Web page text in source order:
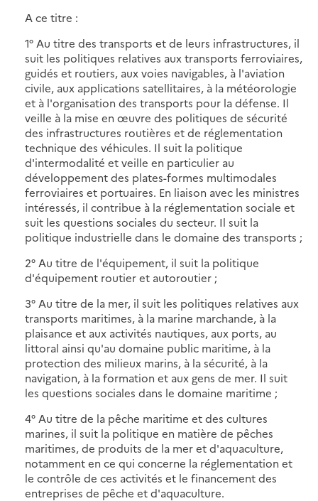
A ce titre :
1° Au titre des transports et de leurs infrastructures, il
suit les politiques relatives aux transports ferroviaires,
guidés et routiers, aux voies navigables, à l'aviation
civile, aux applications satellitaires, à la météorologie
et à l'organisation des transports pour la défense. Il
veille à la mise en œuvre des politiques de sécurité
des infrastructures routières et de réglementation
technique des véhicules. Il suit la politique
d'intermodalité et veille en particulier au
développement des plates-formes multimodales
ferroviaires et portuaires. En liaison avec les ministres
intéressés, il contribue à la réglementation sociale et
suit les questions sociales du secteur. Il suit la
politique industrielle dans le domaine des transports ;
2° Au titre de l'équipement, il suit la politique
d'équipement routier et autoroutier ;
3° Au titre de la mer, il suit les politiques relatives aux
transports maritimes, à la marine marchande, à la
plaisance et aux activités nautiques, aux ports, au
littoral ainsi qu'au domaine public maritime, à la
protection des milieux marins, à la sécurité, à la
navigation, à la formation et aux gens de mer. Il suit
les questions sociales dans le domaine maritime ;
4° Au titre de la pêche maritime et des cultures
marines, il suit la politique en matière de pêches
maritimes, de produits de la mer et d'aquaculture,
notamment en ce qui concerne la réglementation et
le contrôle de ces activités et le financement des
entreprises de pêche et d'aquaculture.